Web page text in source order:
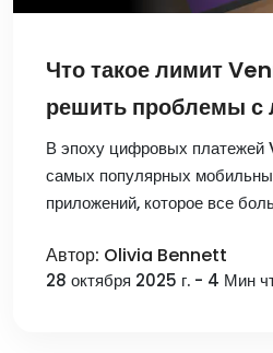
Что такое лимит
решить проблемы с
Venmo в 2025 году?
В эпоху цифровых
самых популярных
приложений, которое все
Автор: Olivia Bennett
28 октября 2025 г. - 4 Мин